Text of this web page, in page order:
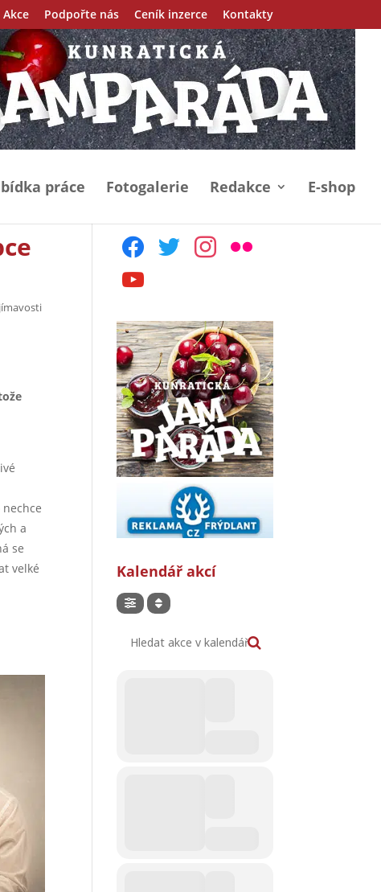
Akce Podpořte nás Ceník inzerce Kontakty
práce Fotogalerie Redakce E-shop
a
se
velké
facebooktwitter instagram
flickr
youtube
Kalendář akcí